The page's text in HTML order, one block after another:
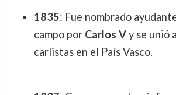
1835: Fue nombrado
campo por Carlos Vy se unió
carlistas en el País Vasco.